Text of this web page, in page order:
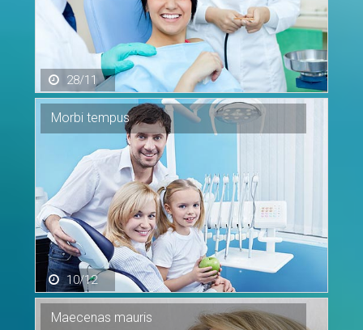
28/11
Morbi tempus
10/12
Maecenas mauris